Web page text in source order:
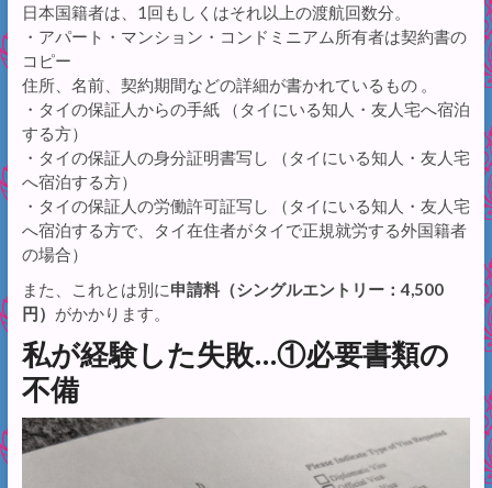
日本国籍者は、1回もしくはそれ以上の渡航回数分。
・アパート・マンション・コンドミニアム所有者は契約書の
コピー
住所、名前、契約期間などの詳細が書かれているもの 。
・タイの保証人からの手紙 （タイにいる知人・友人宅へ宿泊
する方）
・タイの保証人の身分証明書写し （タイにいる知人・友人宅
へ宿泊する方）
・タイの保証人の労働許可証写し （タイにいる知人・友人宅
へ宿泊する方で、タイ在住者がタイで正規就労する外国籍者
の場合）
また、これとは別に申請料（シングルエントリー：4,500
円） がかかります。
私が経験した失敗…①必要書類の
不備